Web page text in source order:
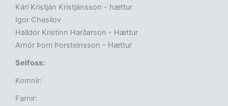
Kári Kristján Kristjánsson - hættur
Igor Chesilov
Halldór Kristinn Harðarson - Hættur
Arnór Þorri Þorsteinsson - Hættur
Selfoss:
Komnir:
Farnir: